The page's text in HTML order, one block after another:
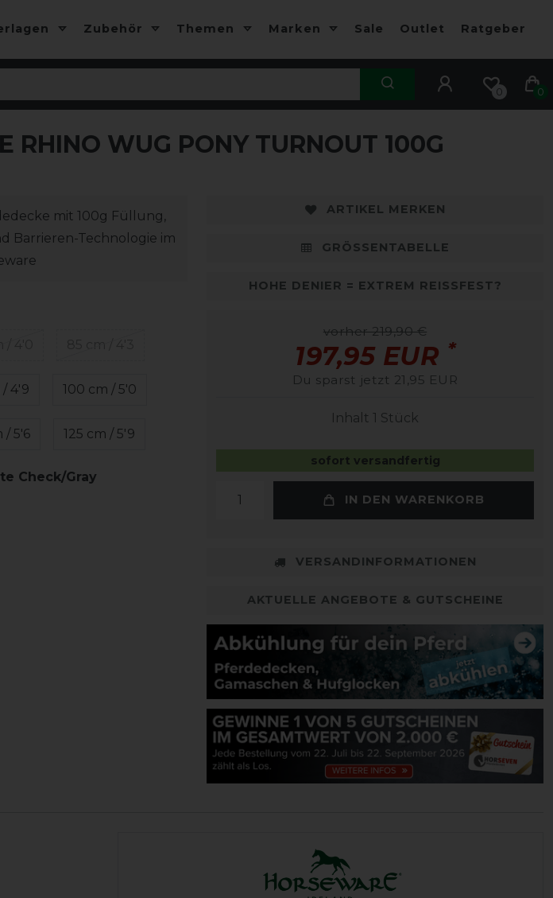
Zubehör Themen Marken Sale Outlet Ratgeber
0 0
RHINO WUG PONY TURNOUT 100G
mit 100g Füllung,
Barrieren-Technologie im
/ 4'9 100 cm / 5'0
/ 5'6 125 cm / 5'9
Check/Gray
ARTIKEL MERKEN
GRÖSSENTABELLE
HOHE DENIER = EXTREM REISSFEST?
vorher 219,90 €
197,95 EUR *
Du sparst jetzt 21,95 EUR
Inhalt 1 Stück
sofort versandfertig
IN DEN WARENKORB
VERSANDINFORMATIONEN
AKTUELLE ANGEBOTE & GUTSCHEINE